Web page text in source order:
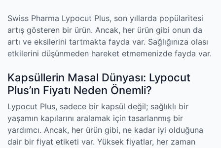
Swiss Pharma Lypocut Plus, son yıllarda popülaritesi
artış gösteren bir ürün. Ancak, her ürün gibi onun da
artı ve eksilerini tartmakta fayda var. Sağlığınıza olası
etkilerini düşünmeden hareket etmemenizde fayda var.
Kapsüllerin Masal Dünyası: Lypocut
Plus’ın Fiyatı Neden Önemli?
Lypocut Plus, sadece bir kapsül değil; sağlıklı bir
yaşamın kapılarını aralamak için tasarlanmış bir
yardımcı. Ancak, her ürün gibi, ne kadar iyi olduğuna
dair bir fiyat etiketi var. Yüksek fiyatlar, her zaman